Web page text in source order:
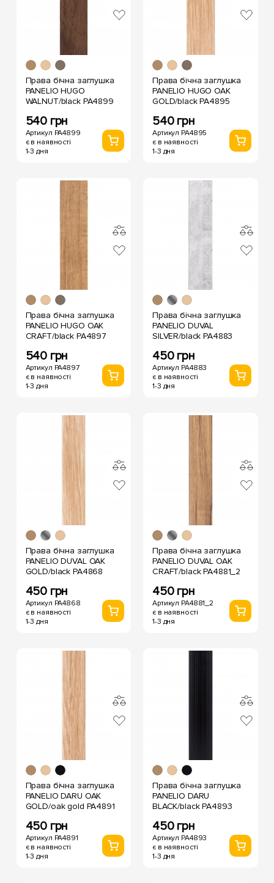
Права бічна заглушка
PANELIO HUGO
WALNUT/black PA4899
540 грн
Артикул PA4899
є в наявності
1-3 дня
Права бічна заглушка
PANELIO HUGO OAK
GOLD/black PA4895
540 грн
Артикул PA4895
є в наявності
1-3 дня
Права бічна заглушка
PANELIO HUGO OAK
CRAFT/black PA4897
540 грн
Артикул PA4897
є в наявності
1-3 дня
Права бічна заглушка
PANELIO DUVAL
SILVER/black PA4883
450 грн
Артикул PA4883
є в наявності
1-3 дня
Права бічна заглушка
PANELIO DUVAL OAK
GOLD/black PA4868
450 грн
Артикул PA4868
є в наявності
1-3 дня
Права бічна заглушка
PANELIO DUVAL OAK
CRAFT/black PA4881_2
450 грн
Артикул PA4881_2
є в наявності
1-3 дня
Права бічна заглушка
PANELIO DARU OAK
GOLD/oak gold PA4891
450 грн
Артикул PA4891
є в наявності
1-3 дня
Права бічна заглушка
PANELIO DARU
BLACK/black PA4893
450 грн
Артикул PA4893
є в наявності
1-3 дня